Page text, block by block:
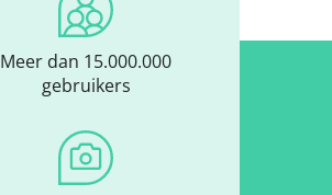
Meer dan 15.000.000
gebruikers